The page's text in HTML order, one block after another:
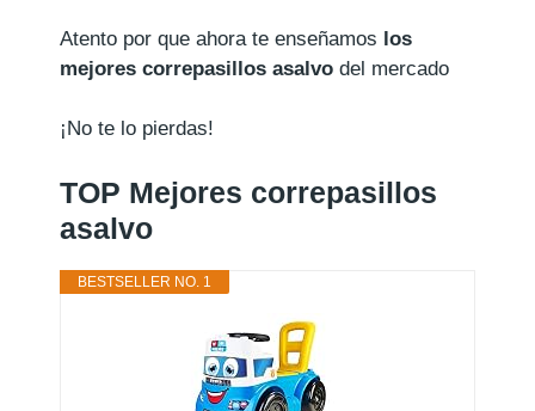
Atento por que ahora te enseñamos los
mejores correpasillos asalvo del mercado
¡No te lo pierdas!
TOP Mejores correpasillos
asalvo
BESTSELLER NO. 1